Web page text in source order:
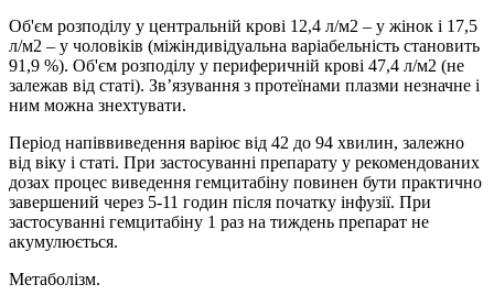
Об'єм розподілу у центральній крові 12,4 л/м2 – у жінок і 17,5
л/м2 – у чоловіків (міжіндивідуальна варіабельність становить
91,9 %). Об'єм розподілу у периферичній крові 47,4 л/м2 (не
залежав від статі). Зв’язування з протеїнами плазми незначне і
ним можна знехтувати.
Період напіввиведення варіює від 42 до 94 хвилин, залежно
від віку і статі. При застосуванні препарату у рекомендованих
дозах процес виведення гемцитабіну повинен бути практично
завершений через 5-11 годин після початку інфузії. При
застосуванні гемцитабіну 1 раз на тиждень препарат не
акумулюється.
Метаболізм.